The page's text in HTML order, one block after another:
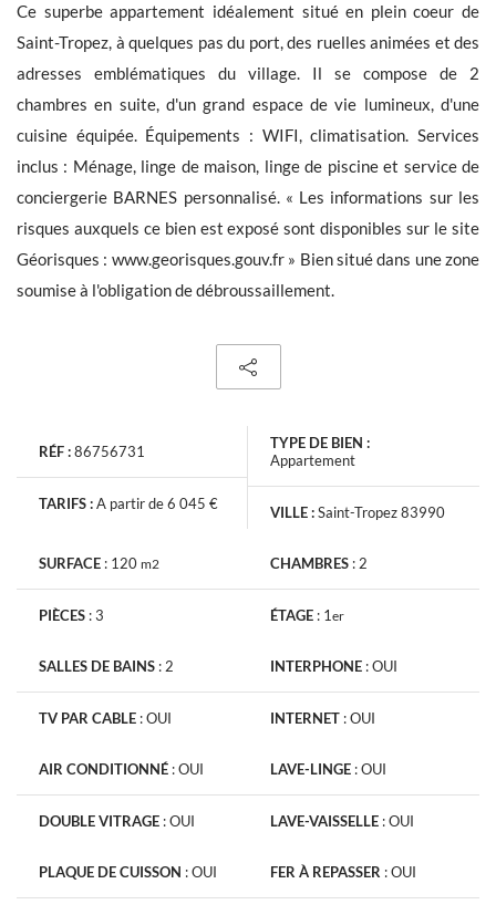
Ce superbe appartement idéalement situé en plein coeur de
Saint-Tropez, à quelques pas du port, des ruelles animées et des
adresses emblématiques du village. Il se compose de 2
chambres en suite, d'un grand espace de vie lumineux, d'une
cuisine équipée. Équipements : WIFI, climatisation. Services
inclus : Ménage, linge de maison, linge de piscine et service de
conciergerie BARNES personnalisé. « Les informations sur les
risques auxquels ce bien est exposé sont disponibles sur le site
Géorisques : www.georisques.gouv.fr » Bien situé dans une zone
soumise à l'obligation de débroussaillement.
RÉF :86756731
TARIFS :A partir de 6 045 €
TYPE DE BIEN :
Appartement
VILLE :Saint-Tropez 83990
SURFACE : 120 m2
PIÈCES :3
CHAMBRES :2
ÉTAGE : 1er
SALLES DE BAINS :2
TV PAR CABLE :OUI
INTERPHONE :OUI
INTERNET :OUI
AIR CONDITIONNÉ :OUI
DOUBLE VITRAGE :OUI
LAVE-LINGE :OUI
LAVE-VAISSELLE :OUI
PLAQUE DE CUISSON :OUI FER À REPASSER :OUI
Les informations recueillies sont nécessaires au traitement de
Recevoir les nouvelles annonces similaires